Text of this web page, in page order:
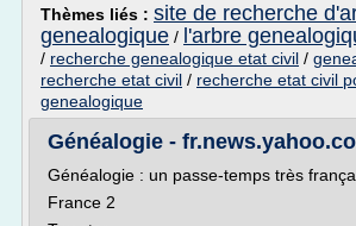
Thèmes liés : site de recherche
genealogique / l'arbre
/ recherche genealogique etat civil /
recherche etat civil / recherche etat civil
genealogique
Généalogie -
Généalogie : un passe-temps très
France 2